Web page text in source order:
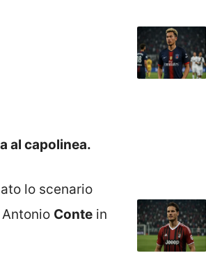
al capolinea.
lo scenario
Conte in